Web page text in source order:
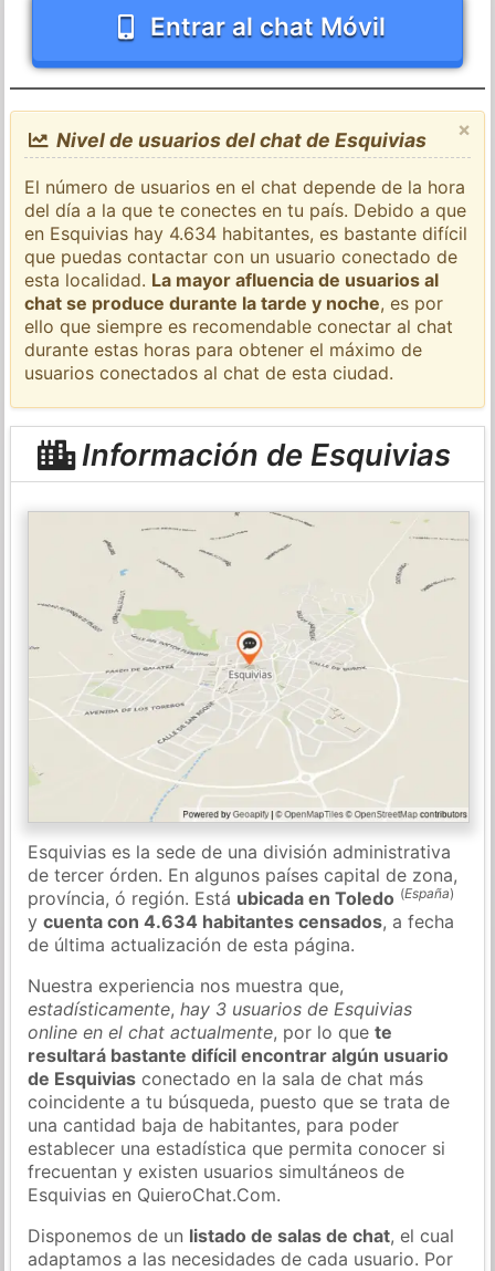
Entrar al chat Móvil
×
Nivel de usuarios del chat de Esquivias
El número de usuarios en el chat depende de la hora
del día a la que te conectes en tu país. Debido a que
en Esquivias hay 4.634 habitantes, es bastante difícil
que puedas contactar con un usuario conectado de
esta localidad. La mayor afluencia de usuarios al
chat se produce durante la tarde y noche, es por
ello que siempre es recomendable conectar al chat
durante estas horas para obtener el máximo de
usuarios conectados al chat de esta ciudad.
Información de Esquivias
Esquivias es la sede de una división administrativa
de tercer órden. En algunos países capital de zona,
província, ó región. Está ubicada en Toledo (España)
ycuenta con 4.634 habitantes censados, a fecha
de última actualización de esta página.
Nuestra experiencia nos muestra que,
estadísticamente,hay 3 usuarios de Esquivias
online en el chat actualmente, por lo quete
resultará bastante difícil encontrar algún usuario
de Esquivias conectado en la sala de chat más
coincidente a tu búsqueda, puesto que se trata de
una cantidad baja de habitantes, para poder
establecer una estadística que permita conocer si
frecuentan y existen usuarios simultáneos de
Esquivias en QuieroChat.Com.
Disponemos de un listado de salas de chat, el cual
adaptamos a las necesidades de cada usuario. Por